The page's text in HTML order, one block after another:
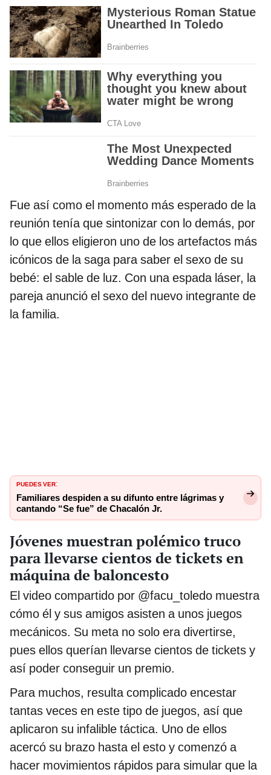
Fue así como el momento más esperado de la
reunión tenía que sintonizar con lo demás, por
lo que ellos eligieron uno de los artefactos más
icónicos de la saga para saber el sexo de su
bebé: el sable de luz. Con una espada láser, la
pareja anunció el sexo del nuevo integrante de
la familia.
PUEDES VER:
Familiares despiden a su difunto entre lágrimas y
cantando “Se fue” de Chacalón Jr.
Jóvenes muestran polémico truco
para llevarse cientos de tickets en
máquina de baloncesto
El video compartido por @facu_toledo muestra
cómo él y sus amigos asisten a unos juegos
mecánicos. Su meta no solo era divertirse,
pues ellos querían llevarse cientos de tickets y
así poder conseguir un premio.
Para muchos, resulta complicado encestar
tantas veces en este tipo de juegos, así que
aplicaron su infalible táctica. Uno de ellos
acercó su brazo hasta el esto y comenzó a
hacer movimientos rápidos para simular que la